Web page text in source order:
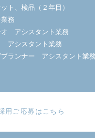
ト、検品（２年目）
務
オ アシスタント業務
アシスタント業務
プランナー アシスタント業務
用ご応募はこちら